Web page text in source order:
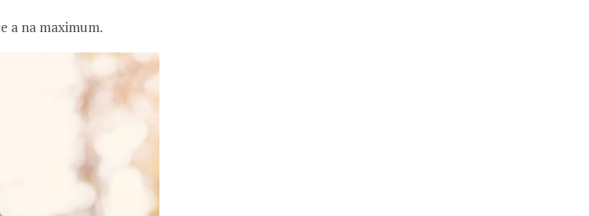
a na maximum.